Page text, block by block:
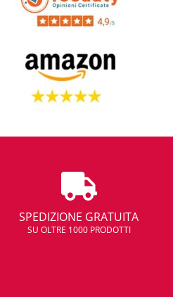
SPEDIZIONE GRATUITA
SU OLTRE 1000 PRODOTTI